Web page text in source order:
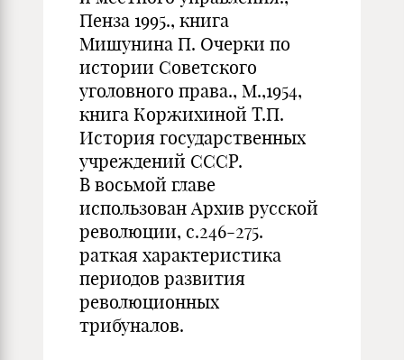
Пенза 1995., книга
Мишунина П. Очерки по
истории Советского
уголовного права., М.,1954,
книга Коржихиной Т.П.
История государственных
учреждений СССР.
В восьмой главе
использован Архив русской
революции, с.246-275.
раткая характеристика
периодов развития
революционных
трибуналов.